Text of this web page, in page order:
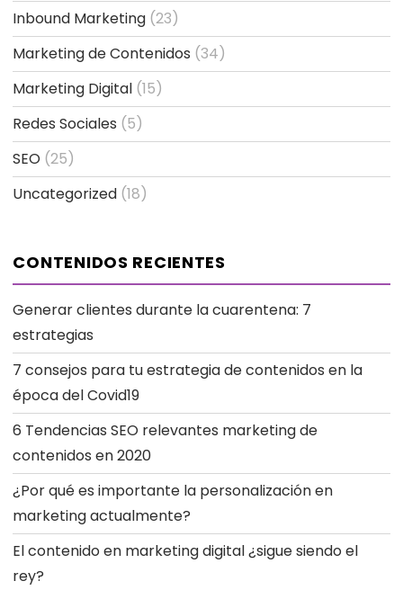
Inbound Marketing (23)
Marketing de Contenidos (34)
Marketing Digital (15)
Redes Sociales (5)
SEO (25)
Uncategorized (18)
CONTENIDOS RECIENTES
Generar clientes durante la cuarentena: 7
estrategias
7 consejos para tu estrategia de contenidos en la
época del Covid19
6 Tendencias SEO relevantes marketing de
contenidos en 2020
¿Por qué es importante la personalización en
marketing actualmente?
El contenido en marketing digital ¿sigue siendo el
rey?